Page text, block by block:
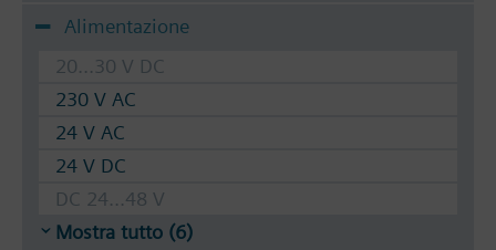
Alimentazione
20...30 V DC
230 V AC
24 V AC
24 V DC
DC 24...48 V
Mostra tutto (6)